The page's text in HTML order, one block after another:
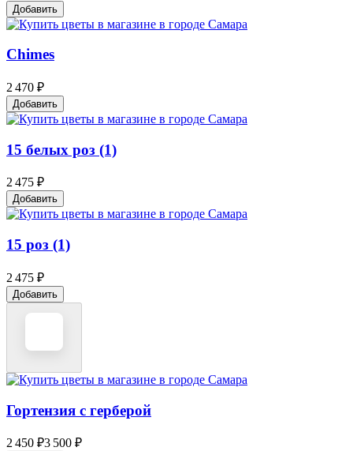
Добавить
Chimes
2 470 ₽
Добавить
15 белых роз (1)
2 475 ₽
Добавить
15 роз (1)
2 475 ₽
Добавить
Гортензия с герберой
2 450 ₽3 500 ₽